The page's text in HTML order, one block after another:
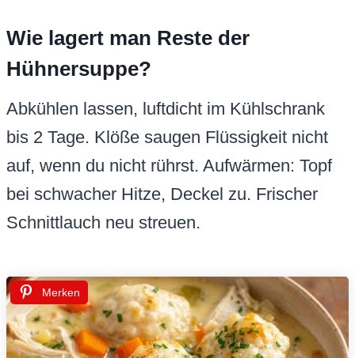
Wie lagert man Reste der
Hühnersuppe?
Abkühlen lassen, luftdicht im Kühlschrank
bis 2 Tage. Klöße saugen Flüssigkeit nicht
auf, wenn du nicht rührst. Aufwärmen: Topf
bei schwacher Hitze, Deckel zu. Frischer
Schnittlauch neu streuen.
Merken